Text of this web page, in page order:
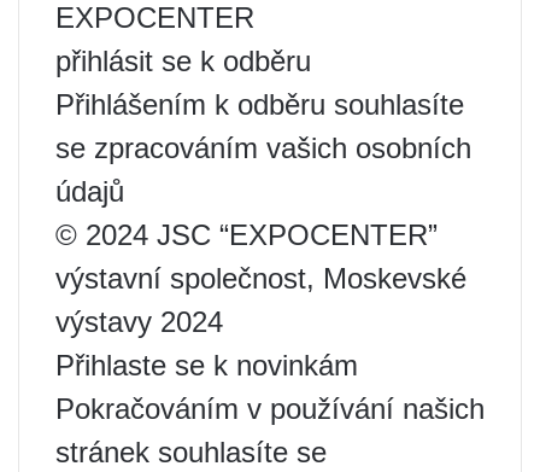
EXPOCENTER
přihlásit se k odběru
Přihlášením k odběru souhlasíte
se zpracováním vašich osobních
údajů
© 2024 JSC “EXPOCENTER”
výstavní společnost, Moskevské
výstavy 2024
Přihlaste se k novinkám
Pokračováním v používání našich
stránek souhlasíte se